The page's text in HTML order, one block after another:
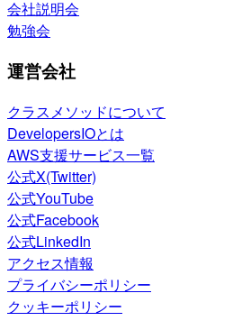
会社説明会
勉強会
運営会社
クラスメソッドについて
DevelopersIOとは
AWS支援サービス一覧
公式X(Twitter)
公式YouTube
公式Facebook
公式LinkedIn
アクセス情報
プライバシーポリシー
クッキーポリシー